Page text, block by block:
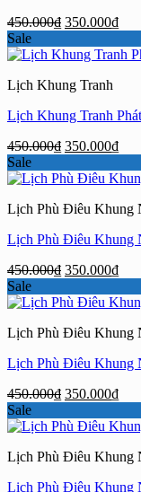
450.000₫ Giá
là:
350.000₫Giá
tại
Sale
Lịch Khung Tranh
Lịch Khung Tranh
450.000₫ Giá
là:
350.000₫Giá
tại
Sale
Lịch Phù Điêu Khung
Lịch Phù Điêu Khung
450.000₫ Giá
là:
350.000₫Giá
tại
Sale
Lịch Phù Điêu Khung
Lịch Phù Điêu Khung
450.000₫ Giá
là:
350.000₫Giá
tại
Sale
Lịch Phù Điêu Khung
Lịch Phù Điêu Khung